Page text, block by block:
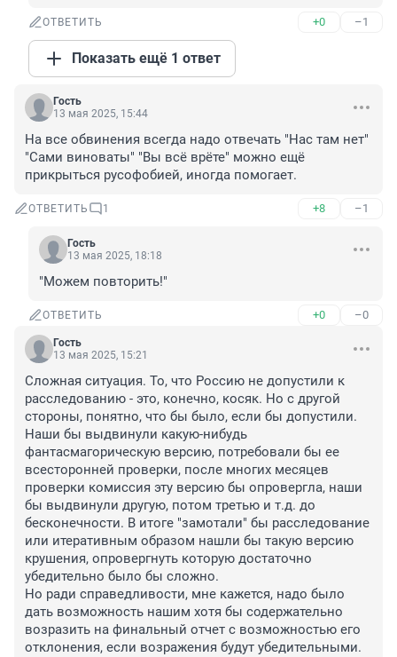
ОТВЕТИТЬ +0 –1
Показать ещё 1 ответ
Гость
13 мая 2025, 15:44
На все обвинения всегда надо отвечать "Нас там нет"
"Сами виноваты" "Вы всё врёте" можно ещё
прикрыться русофобией, иногда помогает.
ОТВЕТИТЬ 1 +8 –1
Гость
13 мая 2025, 18:18
"Можем повторить!"
ОТВЕТИТЬ +0 –0
Гость
13 мая 2025, 15:21
Сложная ситуация. То, что Россию не допустили к
расследованию - это, конечно, косяк. Но с другой
стороны, понятно, что бы было, если бы допустили.
Наши бы выдвинули какую-нибудь
фантасмагорическую версию, потребовали бы ее
всесторонней проверки, после многих месяцев
проверки комиссия эту версию бы опровергла, наши
бы выдвинули другую, потом третью и т.д. до
бесконечности. В итоге "замотали" бы расследование
или итеративным образом нашли бы такую версию
крушения, опровергнуть которую достаточно
убедительно было бы сложно.
Но ради справедливости, мне кажется, надо было
дать возможность нашим хотя бы содержательно
возразить на финальный отчет с возможностью его
отклонения, если возражения будут убедительными.